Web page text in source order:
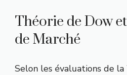
Théorie de Dow
de Marché
Selon les évaluations de la